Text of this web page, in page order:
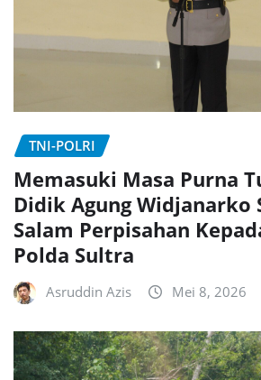
TNI-POLRI
Memasuki Masa Purna
Didik Agung Widjanarko
Salam Perpisahan
Polda Sultra
Asruddin Azis Mei 8, 2026